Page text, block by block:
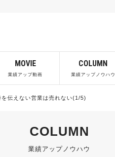
MOVIE
業績アップ動画
COLUMN
業績アップノウハウ
を伝えない営業は売れない(1/5)
COLUMN
業績アップノウハウ